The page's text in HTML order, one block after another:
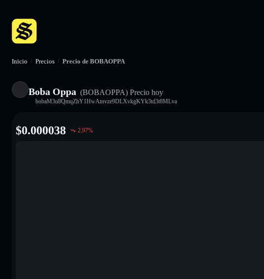
Inicio / Precios / Precio de BOBAOPPA
Boba Oppa (BOBAOPPA) Precio hoy
bobaM3u8QmqZhY1HwAtnvze9DLXvkgKYk3td3t8MLva
$0.000038 2.97%